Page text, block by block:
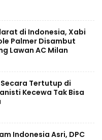
di Indonesia, Xabi
Palmer Disambut
Lawan AC Milan
Tertutup di
Kecewa Tak Bisa
Indonesia Asri, DPC